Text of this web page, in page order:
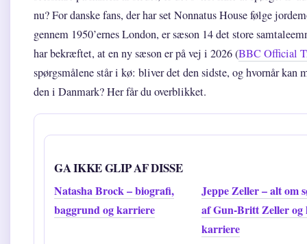
nu? For danske fans, der har set Nonnatus House følge
gennem 1950’ernes London, er sæson 14 det store
har bekræftet, at en ny sæson er på vej i 2026 (BBC Official
spørgsmålene står i kø: bliver det den sidste, og hvornår kan
den i Danmark? Her får du overblikket.
GA IKKE GLIP AF DISSE
Natasha Brock – biografi,
baggrund og karriere
Jeppe Zeller – alt om
af Gun-Britt Zeller og
karriere